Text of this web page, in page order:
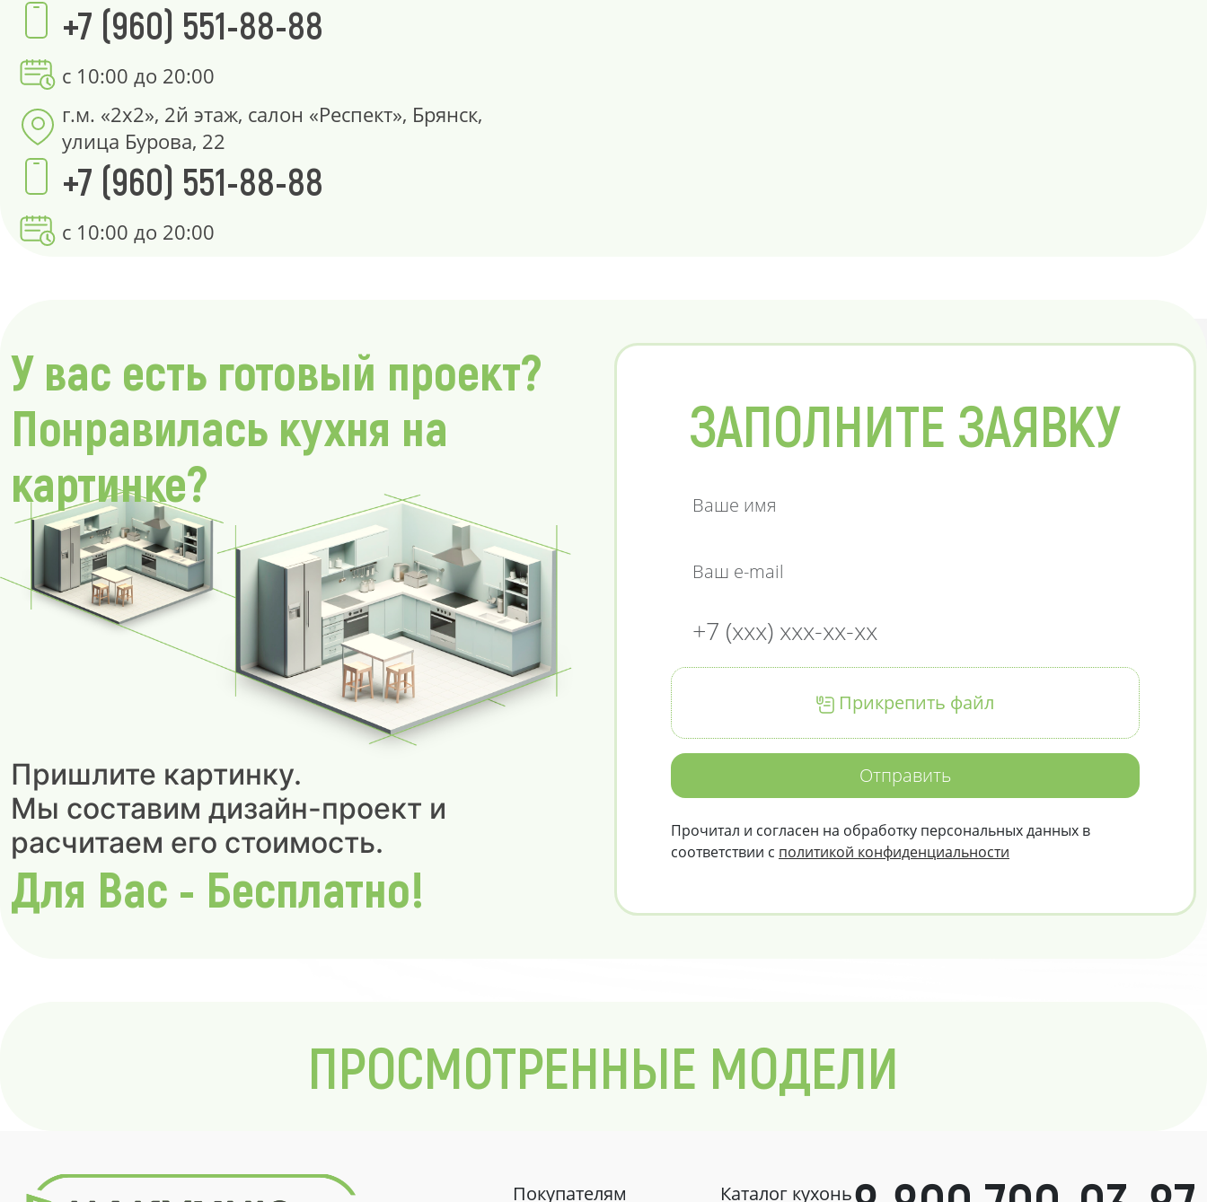
+7 (960) 551-88-88
с 10:00 до 20:00
г.м. «2х2», 2й этаж, салон «Респект», Брянск,
улица Бурова, 22
+7 (960) 551-88-88
с 10:00 до 20:00
У вас есть готовый проект?
Понравилась кухня на
картинке?
Пришлите картинку.
Мы составим дизайн-проект и
расчитаем его стоимость.
Для Вас - Бесплатно!
ЗАПОЛНИТЕ ЗАЯВКУ
Прикрепить файл
Отправить
Прочитал и согласен на обработку персональных данных в
соответствии с политикой конфиденциальности
ПРОСМОТРЕННЫЕ МОДЕЛИ
Покупателям Каталог кухонь